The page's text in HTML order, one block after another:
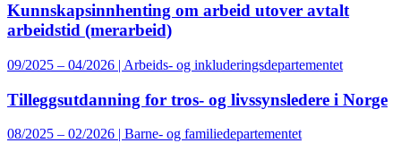
Kunnskapsinnhenting om arbeid utover avtalt
arbeidstid (merarbeid)
09/2025 – 04/2026 | Arbeids- og inkluderingsdepartementet
Tilleggsutdanning for tros- og livssynsledere i Norge
08/2025 – 02/2026 | Barne- og familiedepartementet